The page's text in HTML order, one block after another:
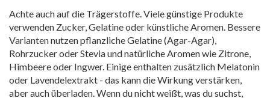
Achte auch auf die Trägerstoffe. Viele günstige Produkte
verwenden Zucker, Gelatine oder künstliche Aromen. Bessere
Varianten nutzen pflanzliche Gelatine (Agar-Agar),
Rohrzucker oder Stevia und natürliche Aromen wie Zitrone,
Himbeere oder Ingwer. Einige enthalten zusätzlich Melatonin
oder Lavendelextrakt - das kann die Wirkung verstärken,
aber auch überladen. Wenn du nicht weißt, was du suchst,